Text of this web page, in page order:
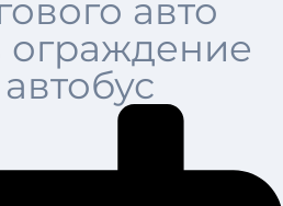
авто
ограждение